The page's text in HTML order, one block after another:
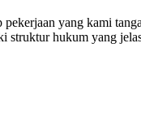
yang kami
hukum yang